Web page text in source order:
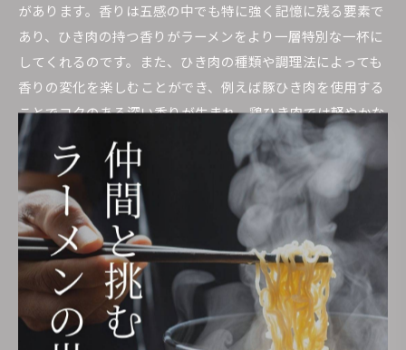
があります。香りは五感の中でも特に強く記憶に残る要素で
あり、ひき肉の持つ香りがラーメンをより一層特別な一杯に
してくれるのです。また、ひき肉の種類や調理法によっても
香りの変化を楽しむことができ、例えば豚ひき肉を使用する
ことでコクのある深い香りが生まれ、鶏ひき肉では軽やかな
香りが引き立ちます。これらの香りの変化は、ラーメンを作
る際にひき肉を加える一つの楽しみであり、家庭でも手軽に
取り入れることができます。
ひき肉プラスでラーメンがもっと美味しくなる
秘密
ひき肉をプラスすることでラーメンがより美味しくなる秘密
は、その栄養価と満足感にあります。ひき肉はタンパク質や